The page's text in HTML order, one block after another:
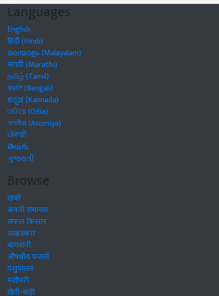
Languages
English
हिंदी (Hindi)
മലയാളം (Malayalam)
मराठी (Marathi)
தமிழ் (Tamil)
বাঙালি (Bengali)
ಕನ್ನಡ (Kannada)
ଓଡିଆ (Odia)
অসমীয়া (Asomiya)
ਪੰਜਾਬੀ
తెలుగు
ગુજરાતી
Browse
खबरें
कंपनी समाचार
सफल किसान
साक्षात्कार
बागवानी
औषधीय फसलें
पशुपालन
मशीनरी
खेती-बाड़ी